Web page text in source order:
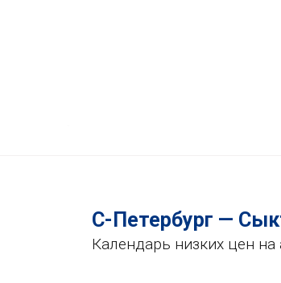
С-Петербург —
Календарь низких цен